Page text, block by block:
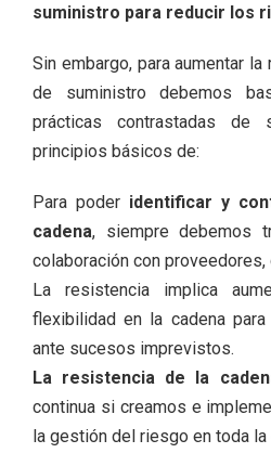
suministro para reducir los
Sin embargo, para aumentar
de suministro debemos
prácticas contrastadas
principios básicos de:
Para poderidentificar y
cadena, siempre debemos
colaboración con
La resistencia implica
flexibilidad en la cadena para
ante sucesos imprevistos.
La resistencia de la
continua si creamos e
la gestión del riesgo en toda la